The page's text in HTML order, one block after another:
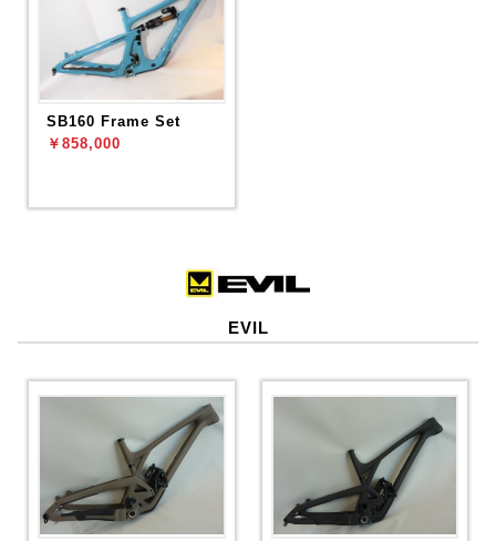
SB160 Frame Set
￥858,000
EVIL